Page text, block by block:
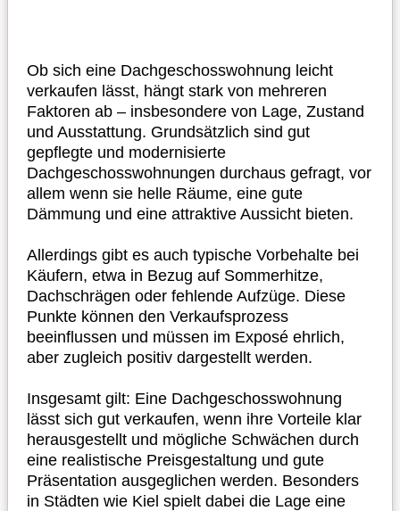
Ob sich eine Dachgeschosswohnung leicht
verkaufen lässt, hängt stark von mehreren
Faktoren ab – insbesondere von Lage, Zustand
und Ausstattung. Grundsätzlich sind gut
gepflegte und modernisierte
Dachgeschosswohnungen durchaus gefragt, vor
allem wenn sie helle Räume, eine gute
Dämmung und eine attraktive Aussicht bieten.
Allerdings gibt es auch typische Vorbehalte bei
Käufern, etwa in Bezug auf Sommerhitze,
Dachschrägen oder fehlende Aufzüge. Diese
Punkte können den Verkaufsprozess
beeinflussen und müssen im Exposé ehrlich,
aber zugleich positiv dargestellt werden.
Insgesamt gilt: Eine Dachgeschosswohnung
lässt sich gut verkaufen, wenn ihre Vorteile klar
herausgestellt und mögliche Schwächen durch
eine realistische Preisgestaltung und gute
Präsentation ausgeglichen werden. Besonders
in Städten wie Kiel spielt dabei die Lage eine